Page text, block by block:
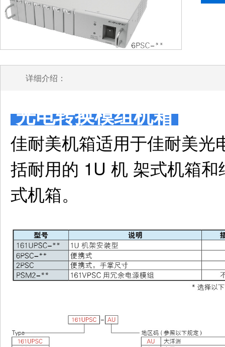
详细介绍：
光电转换模组机箱
佳耐美机箱适用于佳耐美光
括耐用的 1U 机 架式机箱
式机箱。